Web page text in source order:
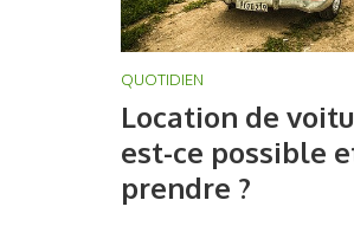
QUOTIDIEN
Location de
est-ce possible
prendre ?